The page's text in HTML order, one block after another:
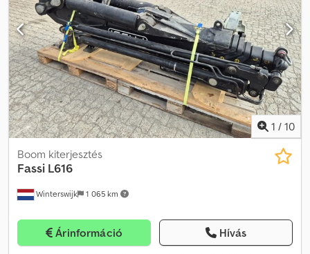
1 / 10
Winterswijk 1 065 km
Boom kiterjesztés
Fassi L616
Árinformáció Hívás